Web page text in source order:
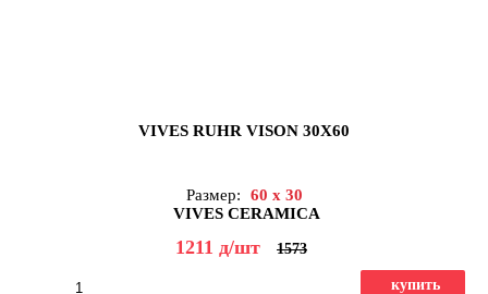
VIVES RUHR VISON 30X60
Размер:
60 x 30
VIVES CERAMICA
1211 д/шт 1573
купить